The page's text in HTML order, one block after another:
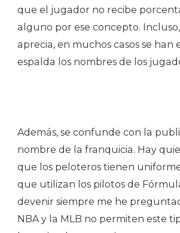
que el jugador no recibe
alguno por ese concepto.
aprecia, en muchos casos se han
espalda los nombres de los
Además, se confunde con la
nombre de la franquicia. Hay
que los peloteros tienen
que utilizan los pilotos de
devenir siempre me he
NBA y la MLB no permiten este